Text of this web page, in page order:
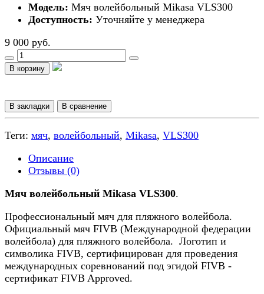
Модель: Мяч волейбольный Mikasa VLS300
Доступность: Уточняйте у менеджера
9 000 руб.
В корзину
В закладки В сравнение
Теги: мяч, волейбольный, Mikasa, VLS300
Описание
Отзывы (0)
Мяч волейбольный Mikasa VLS300.
Профессиональный мяч для пляжного волейбола.
Официальный мяч FIVB (Международной федерации
волейбола) для пляжного волейбола. Логотип и
символика FIVB, сертифицирован для проведения
международных соревнований под эгидой FIVB -
сертификат FIVB Approved.